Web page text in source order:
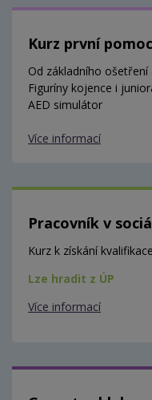
Kurz první
Od základního ošetření
Figuríny kojence i
AED simulátor
Více informací
Pracovník v
Kurz k získání
Lze hradit z ÚP
Více informací